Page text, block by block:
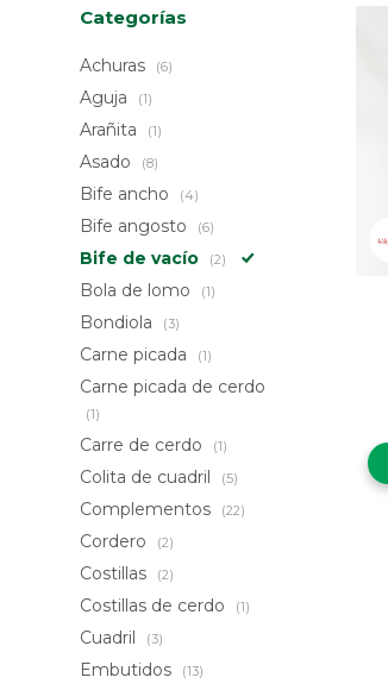
Categorías
Achuras (6)
Aguja (1)
Arañita (1)
Asado (8)
Bife ancho (4)
Bife angosto (6)
Bife de vacío (2)
Bola de lomo (1)
Bondiola (3)
Carne picada (1)
Carne picada de cerdo
(1)
Carre de cerdo (1)
Colita de cuadril (5)
Complementos (22)
Cordero (2)
Costillas (2)
Costillas de cerdo (1)
Cuadril (3)
Embutidos (13)